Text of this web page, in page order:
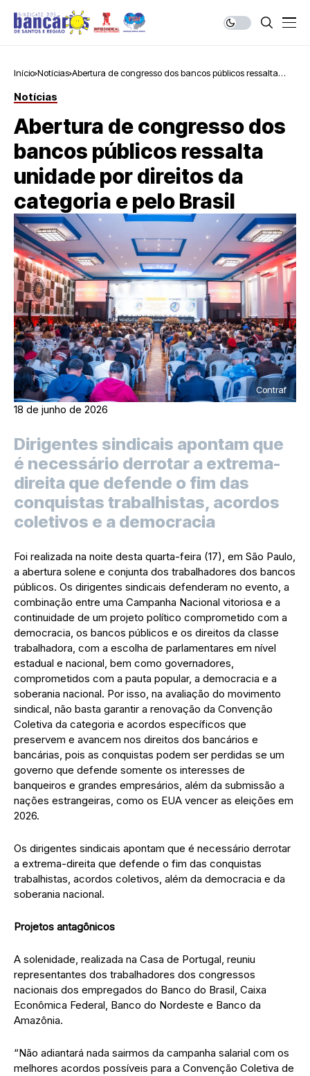
Início Notícias Abertura de congresso dos bancos públicos ressalta
Notícias
Abertura de congresso dos
bancos públicos ressalta
unidade por direitos da
categoria e pelo Brasil
Contraf
18 de junho de 2026
Dirigentes sindicais apontam que
é necessário derrotar a extrema-
direita que defende o fim das
conquistas trabalhistas, acordos
coletivos e a democracia
Foi realizada na noite desta quarta-feira (17), em São Paulo,
a abertura solene e conjunta dos trabalhadores dos bancos
públicos. Os dirigentes sindicais defenderam no evento, a
combinação entre uma Campanha Nacional vitoriosa e a
continuidade de um projeto político comprometido com a
democracia, os bancos públicos e os direitos da classe
trabalhadora, com a escolha de parlamentares em nível
estadual e nacional, bem como governadores,
comprometidos com a pauta popular, a democracia e a
soberania nacional. Por isso, na avaliação do movimento
sindical, não basta garantir a renovação da Convenção
Coletiva da categoria e acordos específicos que
preservem e avancem nos direitos dos bancários e
bancárias, pois as conquistas podem ser perdidas se um
governo que defende somente os interesses de
banqueiros e grandes empresários, além da submissão a
nações estrangeiras, como os EUA vencer as eleições em
2026.
Os dirigentes sindicais apontam que é necessário derrotar
a extrema-direita que defende o fim das conquistas
trabalhistas, acordos coletivos, além da democracia e da
soberania nacional.
Projetos antagônicos
A solenidade, realizada na Casa de Portugal, reuniu
representantes dos trabalhadores dos congressos
nacionais dos empregados do Banco do Brasil, Caixa
Econômica Federal, Banco do Nordeste e Banco da
Amazônia.
“Não adiantará nada sairmos da campanha salarial com os
melhores acordos possíveis para a Convenção Coletiva de